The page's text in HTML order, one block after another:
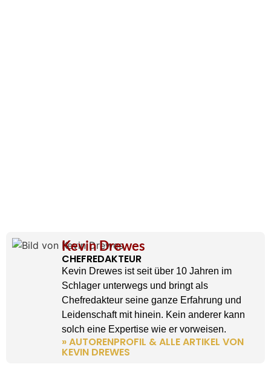
Kevin Drewes
CHEFREDAKTEUR
Kevin Drewes ist seit über 10 Jahren im
Schlager unterwegs und bringt als
Chefredakteur seine ganze Erfahrung und
Leidenschaft mit hinein. Kein anderer kann
solch eine Expertise wie er vorweisen.
» AUTORENPROFIL & ALLE ARTIKEL VON
KEVIN DREWES